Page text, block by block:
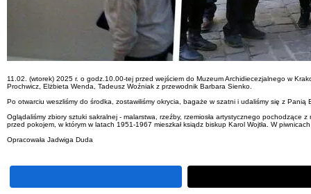
11.02. (wtorek) 2025 r. o godz.10.00-tej przed wejściem do Muzeum Archidiecezjalnego w
Prochwicz, Elżbieta Wenda, Tadeusz Woźniak z przewodnik Barbara Sienko.
Po otwarciu weszliśmy do środka, zostawiliśmy okrycia, bagaże w szatni i udaliśmy się z
Oglądaliśmy zbiory sztuki sakralnej - malarstwa, rzeźby, rzemiosła artystycznego pochodzące
przed pokojem, w którym w latach 1951-1967 mieszkał ksiądz biskup Karol Wojtła. W
Opracowała Jadwiga Duda